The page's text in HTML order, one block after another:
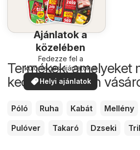
Ajánlatok a
közelében
Fedezze fel a
különleges ajánlatokat
Helyi ajánlatok
Termékek, amelyeket
kedvezőbb áron
Póló Ruha Kabát Mellény
Pulóver
Takaró Dzseki